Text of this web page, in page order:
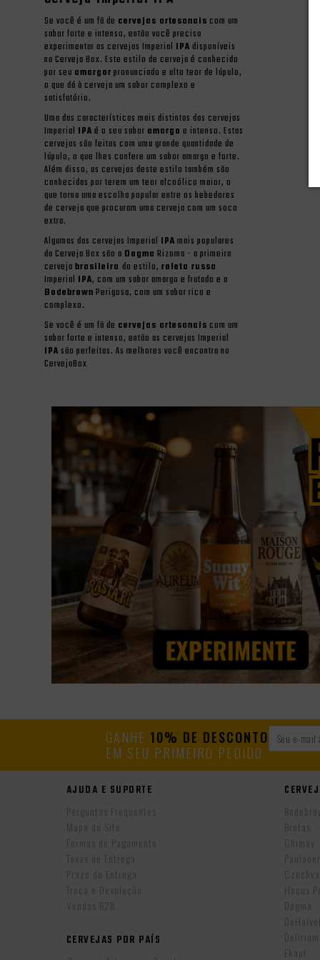
Se você é um fã de cervejas artesanais com um
sabor forte e intenso, então você precisa
experimentar as cervejas Imperial IPA disponíveis
na Cerveja Box. Este estilo de cerveja é conhecido
por seu amargor pronunciado e alto teor de lúpulo,
o que dá à cerveja um sabor complexo e
satisfatório.
Uma das características mais distintas das cervejas
Imperial IPA é o seu sabor amargo e intenso. Estas
cervejas são feitas com uma grande quantidade de
lúpulo, o que lhes confere um sabor amargo e forte.
Além disso, as cervejas deste estilo também são
conhecidas por terem um teor alcoólico maior, o
que torna uma escolha popular entre os bebedores
de cerveja que procuram uma cerveja com um soco
extra.
Algumas das cervejas Imperial IPA mais populares
da Cerveja Box são a Dogma Rizoma - a primeira
cerveja brasileira do estilo, roleta russa
Imperial IPA, com um sabor amargo e frutado e a
Bodebrown Perigosa, com um sabor rico e
complexo.
Se você é um fã de cervejas artesanais com um
sabor forte e intenso, então as cervejas Imperial
IPA são perfeitas. As melhores você encontra no
CervejaBox
GANHE 10% DE DESCONTO
EM SEU PRIMEIRO PEDIDO
AJUDA E SUPORTE
Perguntas Frequentes
Mapa do Site
Formas de Pagamento
Taxas de Entrega
Prazo de Entrega
Troca e Devolução
Vendas B2B
CERVEJAS POR PAÍS
Brotas
Chimay
Paulaner
Hocus
Dogma
Delirium
Ekaut